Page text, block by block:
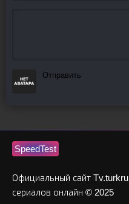
Отправить
SpeedTest
Официальный сайт
сериалов онлайн © 2025